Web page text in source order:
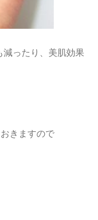
減ったり、美肌効果
きますので